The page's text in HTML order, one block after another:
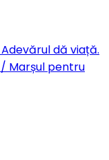
dă viață.
Marșul pentru